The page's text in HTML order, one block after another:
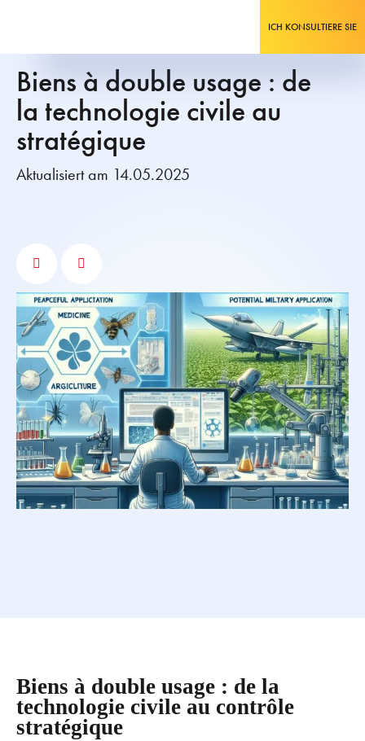
ICH KONSULTIERE SIE
Biens à double usage : de
la technologie civile au
stratégique
Aktualisiert am 14.05.2025
Biens à double usage : de la
technologie civile au contrôle
stratégique